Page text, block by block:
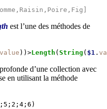
est l’une des méthodes de
value ))>Length ( String ( $1 .
d’une collection avec
en utilisant la méthode